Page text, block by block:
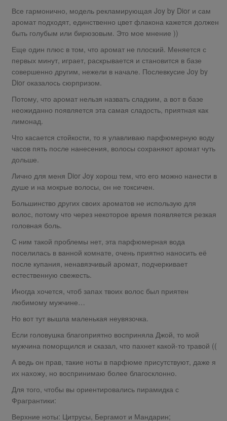
Все гармонично, модель рекламирующая Joy by Dior и сам
аромат подходят, единственно цвет флакона кажется должен
быть голубым или бирюзовым. Это мое мнение ))
Еще один плюс в том, что аромат не плоский. Меняется с
первых минут, играет, раскрывается и становится в базе
совершенно другим, нежели в начале. Послевкусие Joy by
Dior оказалось сюрпризом.
Потому, что аромат нельзя назвать сладким, а вот в базе
неожиданно появляется эта самая сладость, приятная как
лимонад.
Что касается стойкости, то я улавливаю парфюмерную воду
часов пять после нанесения, волосы сохраняют аромат чуть
дольше.
Лично для меня Dior Joy хорош тем, что его можно нанести в
душе и на мокрые волосы, он не токсичен.
Большинство других своих ароматов не использую для
волос, потому что через некоторое время появляется резкая
головная боль.
С ним такой проблемы нет, эта парфюмерная вода
поселилась в ванной комнате, очень приятно наносить её
после купания, ненавязчивый аромат, подчеркивает
естественную свежесть.
Иногда хочется, чтоб запах твоих волос был приятен
любимому мужчине…
Но вот тут вышла маленькая неувязочка.
Если головушка благоприятно восприняла Джой, то мой
мужчина поморщился и сказал, что пахнет какой-то травой ((
А ведь он прав, такие ноты в парфюме присутствуют, даже я
их нахожу, но воспринимаю более благосклонно.
Для того, чтобы вы ориентировались пирамидка с
Фрагрантики:
Верхние ноты: Цитрусы, Бергамот и Мандарин;